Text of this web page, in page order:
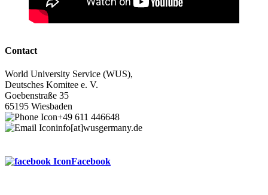
Contact
World University Service (WUS),
Deutsches Komitee e. V.
Goebenstraße 35
65195 Wiesbaden
+49 611 446648
info[at]wusgermany.de
Facebook